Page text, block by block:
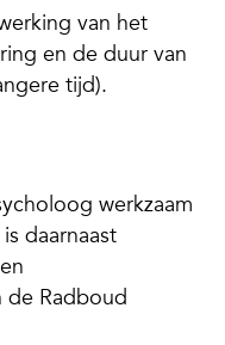
van het
en de duur van
tijd).
werkzaam
daarnaast
de Radboud